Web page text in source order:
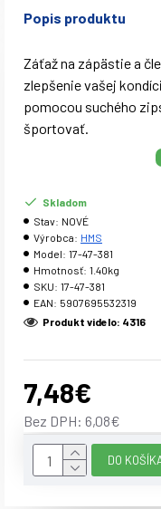
Popis produktu
Záťaž na zápästie a
zlepšenie vašej
pomocou suchého
športovať.
určené na posilnenie
záťaž môžete nosiť pri
aktivite
Upozornenie:
Certifikát, norma:
7,48€
Bez DPH: 6,08€
Skladom
Stav: NOVÉ
Výrobca: HMS
Model: 17-47-381
Hmotnosť: 1.40kg
SKU: 17-47-381
EAN: 5907695532319
Produkt videlo: 4316
DO